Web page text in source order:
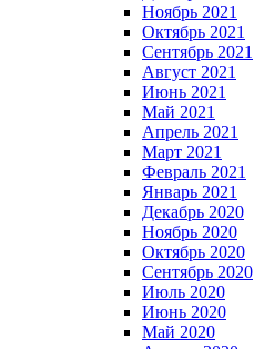
Ноябрь 2021
Октябрь 2021
Сентябрь 2021
Август 2021
Июнь 2021
Май 2021
Апрель 2021
Март 2021
Февраль 2021
Январь 2021
Декабрь 2020
Ноябрь 2020
Октябрь 2020
Сентябрь 2020
Июль 2020
Июнь 2020
Май 2020